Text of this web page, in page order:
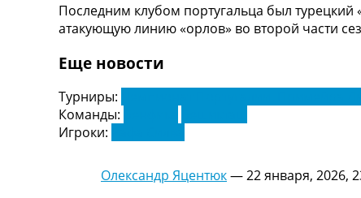
RU
UA
Categories
Главная
Новости футбола
Видео
Новости футбола Украины
Последним клубом португальца был
атакующую линию «орлов» во второй части
Еще новости
Турниры:
Команды:
Игроки:
Олександр Яцентюк—22 января, 2026,